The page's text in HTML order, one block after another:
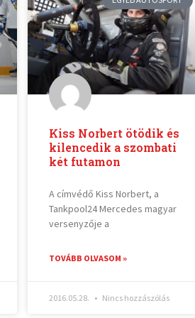
Kiss Norbert ötödik és
kilencedik a szombati
két futamon
A címvédő Kiss Norbert, a
Tankpool24 Mercedes magyar
versenyzője a
TOVÁBB OLVASOM »
2016.05.28. Nincs hozzászólás